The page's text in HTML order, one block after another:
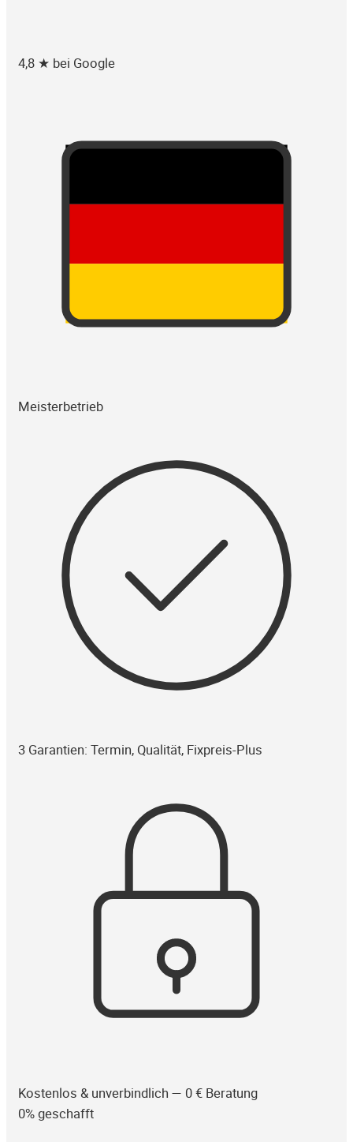
4,8 ★ bei Google
Meisterbetrieb
3 Garantien: Termin, Qualität, Fixpreis-Plus
Kostenlos & unverbindlich — 0 € Beratung
0% geschafft